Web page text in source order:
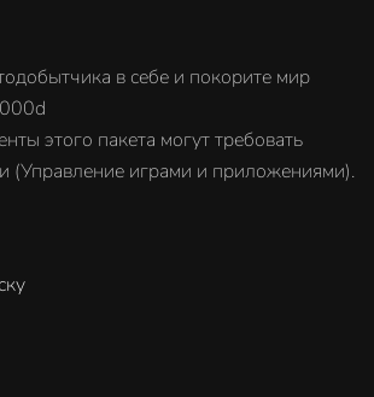
в себе и покорите мир
этого пакета могут требовать
(Управление играми и приложениями).